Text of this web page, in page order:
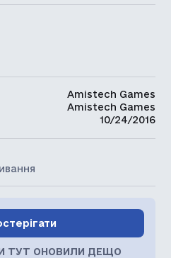
Amistech Games
Amistech Games
10/24/2016
ТУТ ОНОВИЛИ ДЕЩО